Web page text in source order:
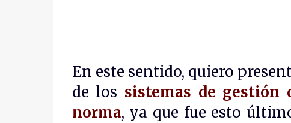
En este sentido, quiero
de los sistemas de gestión
norma, ya que fue esto